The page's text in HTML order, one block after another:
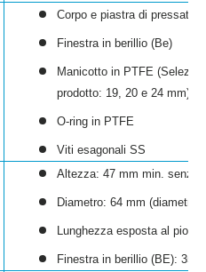
Corpo e piastra di
Finestra in berillio (Be)
Manicotto in PTFE (
prodotto: 19, 20 e 24 mm)
O-ring in PTFE
Viti esagonali SS
Altezza: 47 mm min. senza
Diametro: 64 mm (diametro
Lunghezza esposta al
Finestra in berillio (BE): 35